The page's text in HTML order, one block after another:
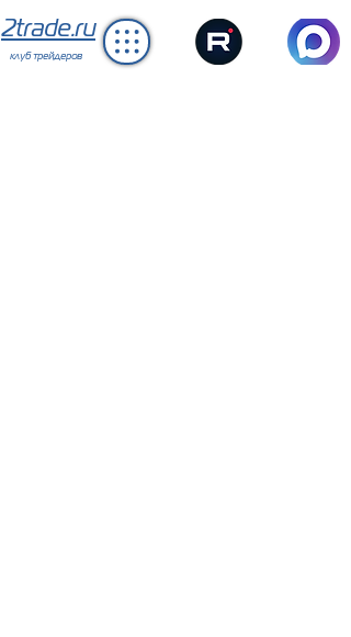
2trade.ru
клуб трейдеров